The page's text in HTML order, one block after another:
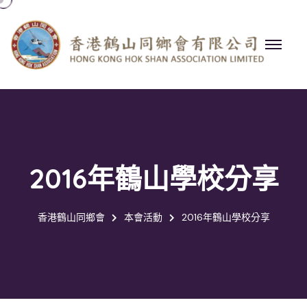
2016年鶴山學校分享
香港鶴山同鄉會 本會活動 2016年鶴山學校分享